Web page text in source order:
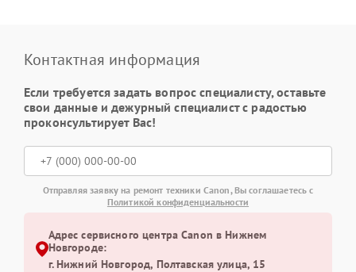
Контактная информация
Если требуется задать вопрос специалисту, оставьте
свои данные и дежурный специалист с радостью
проконсультирует Вас!
Отправляя заявку на ремонт техники Canon, Вы соглашаетесь с
Политикой конфиденциальности
Адрес сервисного центра Canon в Нижнем
Новгороде:
г. Нижний Новгород, Полтавская улица, 15